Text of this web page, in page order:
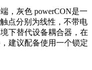
，灰色 powerCON是一
点分别为线性，不带电
下替代设备耦合器，在
建议配备使用一个锁定